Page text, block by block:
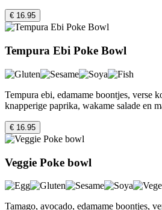
€ 16.95
Tempura Ebi Poke Bowl
Tempura ebi, edamame boontjes, verse
knapperige paprika, wakame salade en
€ 16.95
Veggie Poke bowl
Tamago, avocado, edamame boontjes,